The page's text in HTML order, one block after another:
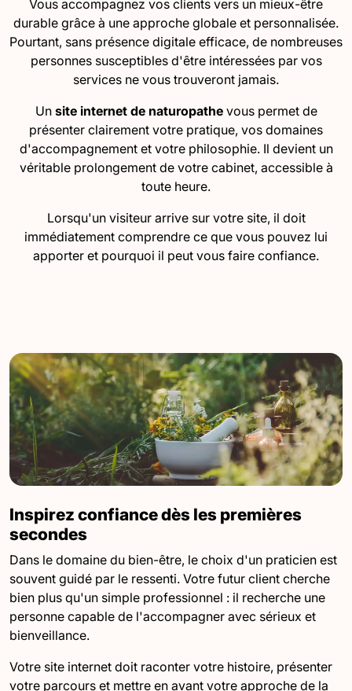
Vous accompagnez vos clients vers un mieux-être
durable grâce à une approche globale et personnalisée.
Pourtant, sans présence digitale efficace, de nombreuses
personnes susceptibles d'être intéressées par vos
services ne vous trouveront jamais.
Un site internet de naturopathevous permet de
présenter clairement votre pratique, vos domaines
d'accompagnement et votre philosophie. Il devient un
véritable prolongement de votre cabinet, accessible à
toute heure.
Lorsqu'un visiteur arrive sur votre site, il doit
immédiatement comprendre ce que vous pouvez lui
apporter et pourquoi il peut vous faire confiance.
Inspirez confiance dès les premières
secondes
Dans le domaine du bien-être, le choix d'un praticien est
souvent guidé par le ressenti. Votre futur client cherche
bien plus qu'un simple professionnel : il recherche une
personne capable de l'accompagner avec sérieux et
bienveillance.
Votre site internet doit raconter votre histoire, présenter
votre parcours et mettre en avant votre approche de la